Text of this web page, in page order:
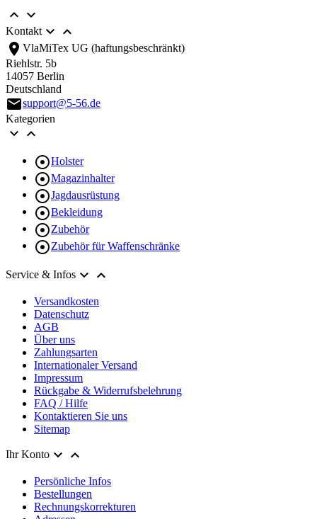
 
Kontakt 
location_on VlaMiTex UG (haftungsbeschränkt)
Riehlstr. 5b
14057 Berlin
Deutschland
emailsupport@5-56.de
Kategorien
 
Holster
Magazinhalter
 Jagdausrüstung
Bekleidung
Zubehör
Zubehör für Waffenschränke
Service & Infos  
Versandkosten
Datenschutz
AGB
Über uns
Zahlungsarten
Internationaler Versand
Impressum
Rückgabe & Widerrufsbelehrung
FAQ / Hilfe
Kontaktieren Sie uns
Sitemap
Ihr Konto  
Persönliche Infos
Bestellungen
Rechnungskorrekturen